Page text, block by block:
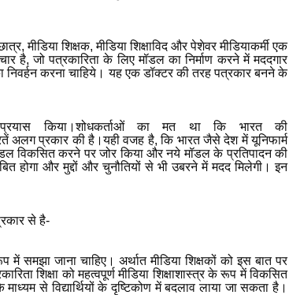
मीडिया शिक्षक,मीडिया शिक्षाविद और पेशेवर मीडियाकर्मी एक
है, जो पत्रकारिता के लिए मॉडल का निर्माण करने में मददगार
निवर्हन करना चाहिये। यह एक डॉक्टर की तरह पत्रकार बनने के
किया।शोधकर्ताओं का मत था कि भारत की
अलग प्रकार की है।यही वजह है, कि भारत जैसे देश में यूनिफार्म
विकसित करने पर जोर किया और नये मॉडल के प्रतिपादन की
होगा और मुद्दों और चुनौतियों से भी उबरने में मदद मिलेगी। इन
से है-
जाना चाहिए। अर्थात मीडिया शिक्षकों को इस बात पर
शिक्षा को महत्वपूर्ण मीडिया शिक्षाशास्त्र के रूप में विकसित
से विद्यार्थियों के दृष्टिकोण में बदलाव लाया जा सकता है।